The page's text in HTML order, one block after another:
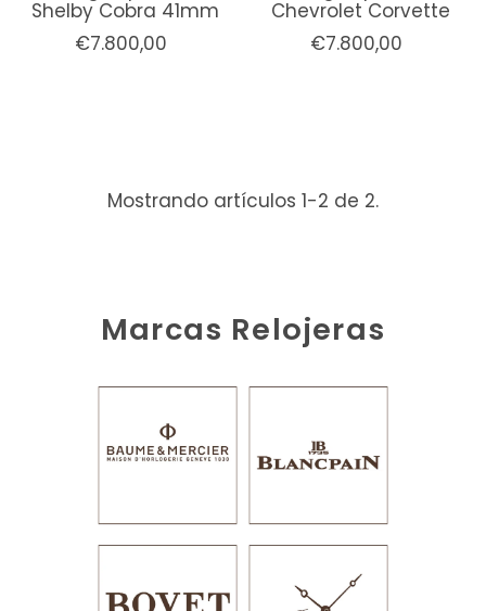
Shelby Cobra 41mm
€7.800,00
Chevrolet Corvette
€7.800,00
Mostrando artículos 1-2 de 2.
Marcas Relojeras